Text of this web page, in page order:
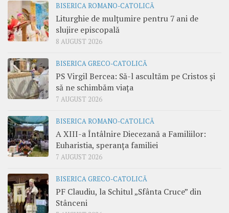
BISERICA ROMANO-CATOLICĂ
Liturghie de mulțumire pentru 7 ani de
slujire episcopală
8 AUGUST 2026
BISERICA GRECO-CATOLICĂ
PS Virgil Bercea: Să-l ascultăm pe Cristos și
să ne schimbăm viața
7 AUGUST 2026
BISERICA ROMANO-CATOLICĂ
A XIII-a Întâlnire Diecezană a Familiilor:
Euharistia, speranța familiei
7 AUGUST 2026
BISERICA GRECO-CATOLICĂ
PF Claudiu, la Schitul „Sfânta Cruce” din
Stânceni